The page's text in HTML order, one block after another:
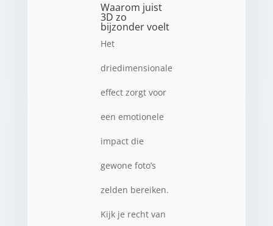
Waarom juist
3D zo
bijzonder voelt
Het
driedimensionale
effect zorgt voor
een emotionele
impact die
gewone foto’s
zelden bereiken.
Kijk je recht van